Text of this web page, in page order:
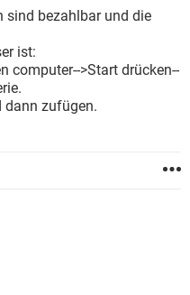
sind bezahlbar und die
ist:
computer-->Start drücken--
dann zufügen.